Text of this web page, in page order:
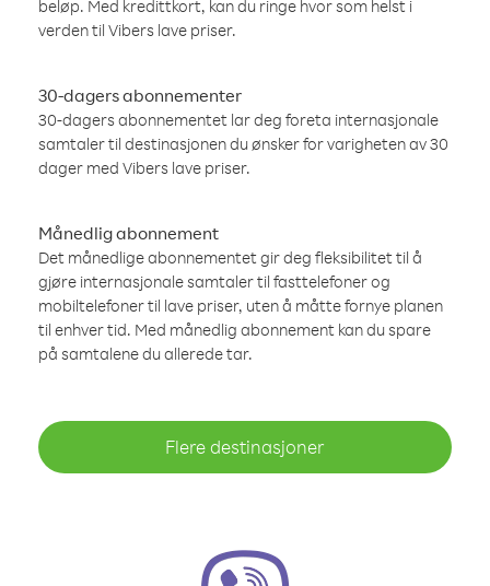
beløp. Med kredittkort, kan du ringe hvor som helst i
verden til Vibers lave priser.
30-dagers abonnementer
30-dagers abonnementet lar deg foreta internasjonale
samtaler til destinasjonen du ønsker for varigheten av 30
dager med Vibers lave priser.
Månedlig abonnement
Det månedlige abonnementet gir deg fleksibilitet til å
gjøre internasjonale samtaler til fasttelefoner og
mobiltelefoner til lave priser, uten å måtte fornye planen
til enhver tid. Med månedlig abonnement kan du spare
på samtalene du allerede tar.
Flere destinasjoner